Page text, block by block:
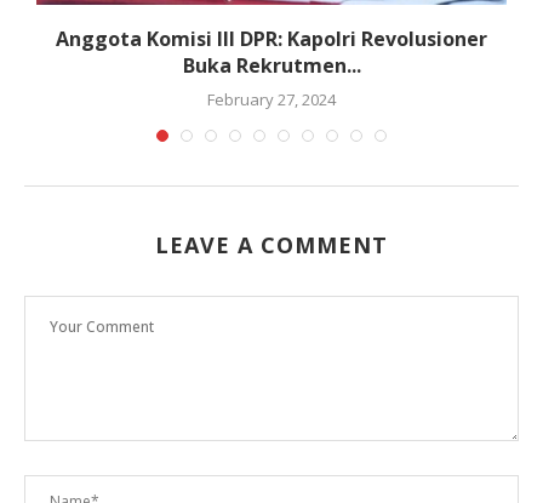
Anggota Komisi III DPR: Kapolri Revolusioner
Buka Rekrutmen...
February 27, 2024
LEAVE A COMMENT